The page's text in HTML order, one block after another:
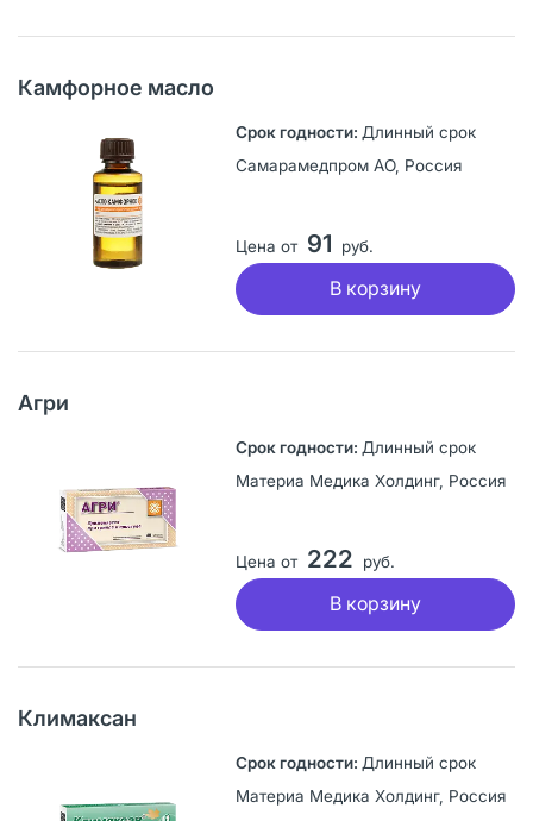
Камфорное масло
Длинный срок
Самарамедпром АО, Россия
Цена от 91 руб.
В корзину
Агри
Длинный срок
Материа Медика Холдинг, Россия
Цена от 222 руб.
В корзину
Климаксан
Длинный срок
Материа Медика Холдинг, Россия